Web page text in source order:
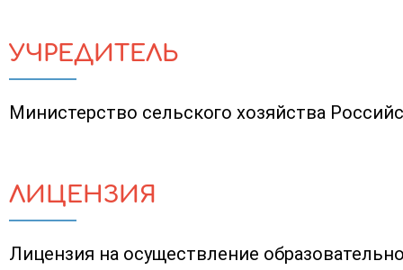
УЧРЕДИТЕЛЬ
Министерство сельского хозяйства
ЛИЦЕНЗИЯ
Лицензия на осуществление